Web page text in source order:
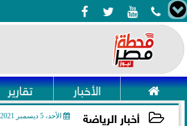
   
 الأخبار تقارير
أخبار الرياضة الأحد، 5 ديسمبر 2021